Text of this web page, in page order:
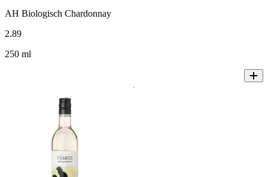
AH Biologisch Chardonnay
2.89
250 ml